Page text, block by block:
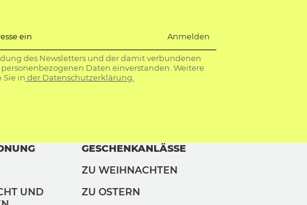
ein Anmelden
des Newsletters und der damit verbundenen
Daten einverstanden. Weitere
Sie in der Datenschutzerklärung.
UND
GESCHENKANLÄSSE
ZU WEIHNACHTEN
ZU OSTERN